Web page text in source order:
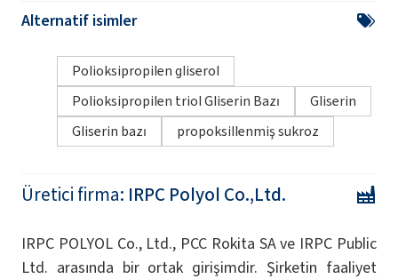
Alternatif isimler
Polioksipropilen gliserol
Polioksipropilen triol Gliserin Bazı
Gliserin
Gliserin bazı
propoksillenmiş sukroz
Üretici firma: IRPC Polyol Co.,Ltd.
IRPC POLYOL Co., Ltd., PCC Rokita SA ve IRPC Public
Ltd. arasında bir ortak girişimdir. Şirketin faaliyet